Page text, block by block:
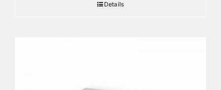
Details